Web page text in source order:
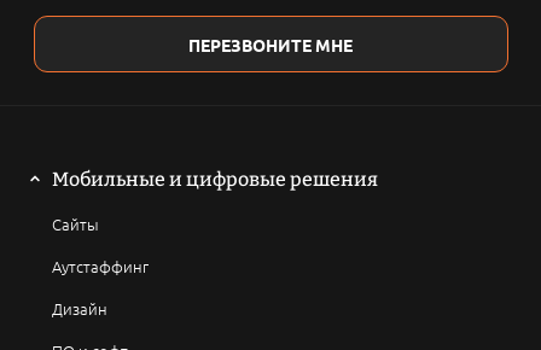
ПЕРЕЗВОНИТЕ МНЕ
Мобильные и цифровые решения
Сайты
Аутстаффинг
Дизайн